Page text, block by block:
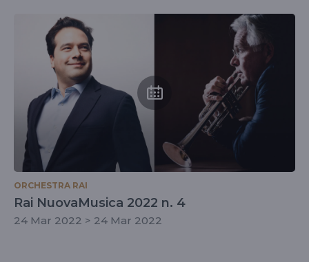
ORCHESTRA RAI
Rai NuovaMusica 2022 n. 4
24 Mar 2022 > 24 Mar 2022